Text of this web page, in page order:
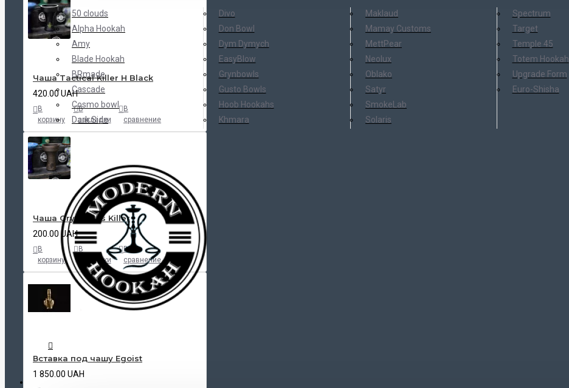
50 clouds
Alpha Hookah
Amy
Blade Hookah
BRmade
Cascade
Cosmo bowl
Dark Side
Divo
Don Bowl
Dym Dymych
EasyBlow
Grynbowls
Gusto Bowls
Hoob Hookahs
Khmara
Maklaud
Mamay Customs
MettPear
Neolux
Oblako
Satyr
SmokeLab
Solaris
Spectrum
Target
Temple 45
Totem Hookah
Upgrade Form
Еuro-Shisha
Чаша Tactical Killer H Black
420.00 UAH
В
корзину
В
закладки
В
сравнение
Чаша Grynbowls Killer
200.00 UAH
В
корзину
В
закладки
В
сравнение
Вставка под чашу Egoist
1 850.00 UAH